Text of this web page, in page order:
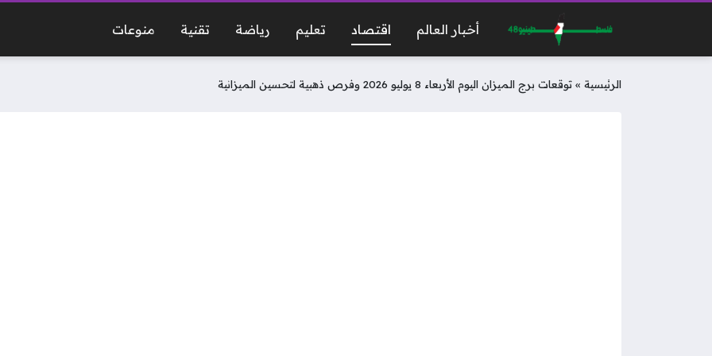
أخبار العالم اقتصاد تعليم رياضة تقنية منوعات
الرئيسية »توقعات برج الميزان اليوم الأربعاء 8 يوليو 2026 وفرص ذهبية لتحسين الميزانية